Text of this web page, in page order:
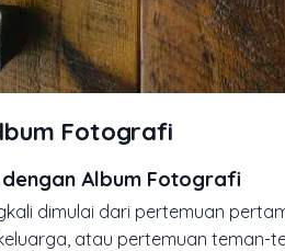
Fotografi
Album Fotografi
dimulai dari pertemuan
atau pertemuan